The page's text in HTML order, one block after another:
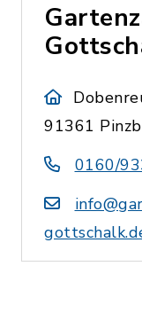
91361
0160/